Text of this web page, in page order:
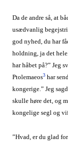
Da de andre så, at
usædvanlig
god nyhed, du har
holdning, ja det
har håbet på?” Jeg
Ptolemaeos3har
kongerige.” Jeg
skulle høre det, og
kongelige segl og
”Hvad, er du glad